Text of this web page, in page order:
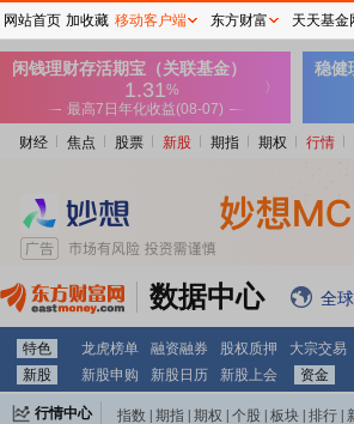
财经 焦点 股票 新股 期指 期权 行情
数据中心 全
特色 龙虎榜单 融资融券 股权质押 大宗交易
新股
新股申购 新股日历 新股上会 资金
行情中心 指数 期指 期权 个股 板块 排行
网站首页 加收藏 移动客户端 东方财富 天天基金